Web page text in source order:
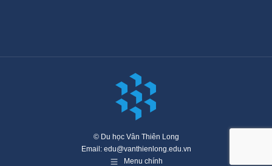
© Du học Vân Thiên Long
Email: edu@vanthienlong.edu.vn
Menu chính